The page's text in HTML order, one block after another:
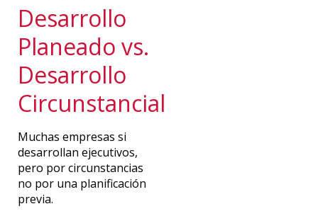
Desarrollo
Planeado vs.
Desarrollo
Circunstancial
Muchas empresas si
desarrollan ejecutivos,
pero por circunstancias
no por una planificación
previa.